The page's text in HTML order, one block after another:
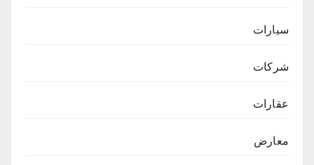
سيارات
شركات
عقارات
معارض